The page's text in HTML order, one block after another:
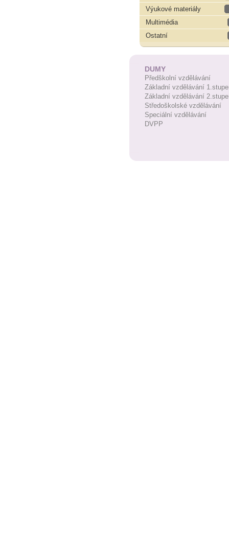
Výukové materiály
Multimédia
Ostatní
DUMY
Předškolní vzdělávání
Základní vzdělávání
Základní vzdělávání
Středoškolské vzdělávání
Speciální vzdělávání
DVPP